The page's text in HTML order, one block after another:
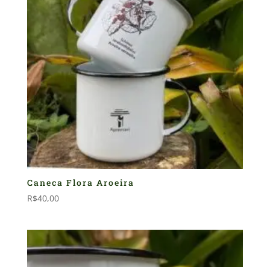
Caneca Flora Aroeira
R$40,00